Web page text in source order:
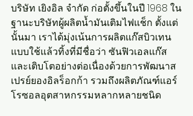
บริษัท เยิงอิล จำกัด ก่อตั้งขึ้นในปี 1968 ใน
ฐานะบริษัทผู้ผลิตน้ำมันเติมไฟแช็ก ตั้งแต่
นั้นมา เราได้มุ่งเน้นการผลิตแก๊สบิวเทน
แบบใช้แล้วทิ้งที่มีชื่อว่า ซันฟิวเอลแก๊ส
และเติบโตอย่างต่อเนื่องด้วยการพัฒนาส
เปรย์ยองอิลร็อกก้า รวมถึงผลิตภัณฑ์แอร์
โรซอลอุตสาหกรรมหลากหลายชนิด